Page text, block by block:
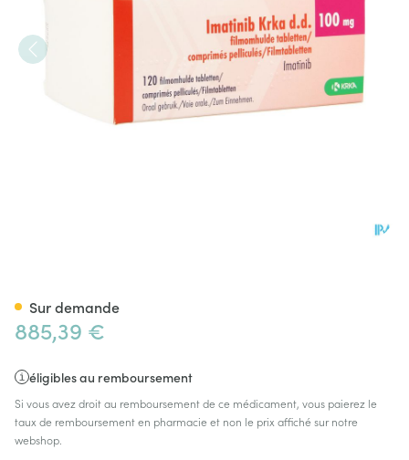
885,39 €
éligibles au remboursement
Si vous avez droit au remboursement de ce médicament, vous paierez le
taux de remboursement en pharmacie et non le prix affiché sur notre
webshop.
Sur demande